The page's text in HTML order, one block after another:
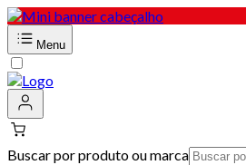
Menu
Buscar por produto ou marca